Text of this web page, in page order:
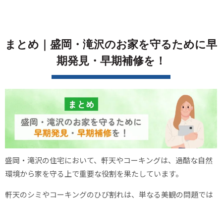
まとめ｜盛岡・滝沢のお家を守るために早
期発見・早期補修を！
盛岡・滝沢の住宅において、軒天やコーキングは、過酷な自然
環境から家を守る上で重要な役割を果たしています。
軒天のシミやコーキングのひび割れは、単なる美観の問題では